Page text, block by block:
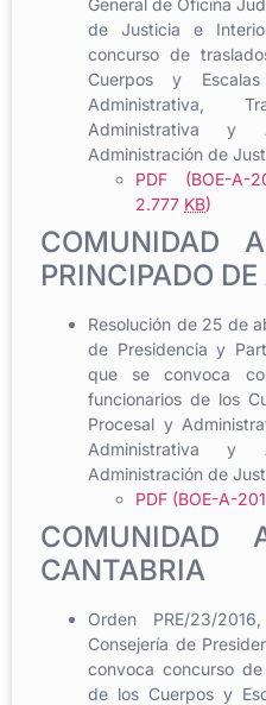
de Justicia e
concurso de
Cuerpos y
Administrativa,
Administrativa
Administración de
PDF (BOE-
2.777 KB)
COMUNIDAD
PRINCIPADO
Resolución de 25 de
de Presidencia y
que se convoca
funcionarios de los
Procesal y
Administrativa
Administración de
PDF (BOE-A-
COMUNIDAD
CANTABRIA
Orden PRE/23/
Consejería de
convoca concurso
de los Cuerpos y